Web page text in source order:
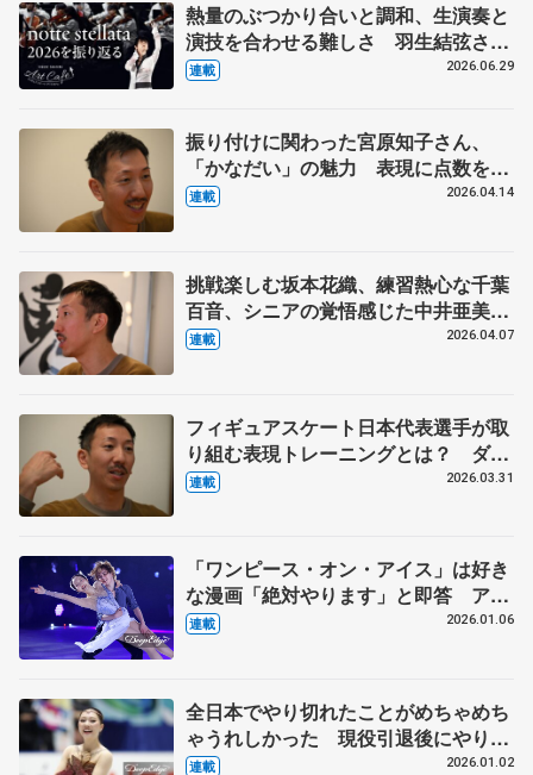
熱量のぶつかり合いと調和、生演奏と
演技を合わせる難しさ 羽生結弦さん
とコラボの東北ユースオーケストラの
連載 2026.06.29
振り付けに関わった宮原知子さん、
「かなだい」の魅力 表現に点数をつ
ける難しさとは? ダンサーで振付家
連載 2026.04.14
挑戦楽しむ坂本花織、練習熱心な千葉
百音、シニアの覚悟感じた中井亜美
ダンサー、振付家の小㞍健太さんが見
連載 2026.04.07
フィギュアスケート日本代表選手が取
り組む表現トレーニングとは？ ダン
サー、振付家の小㞍健太さんが伝えた
連載 2026.03.31
「ワンピース・オン・アイス」は好き
な漫画「絶対やります」と即答 アイ
スショーはお客さんがメイン、純粋に
連載 2026.01.06
全日本でやり切れたことがめちゃめち
ゃうれしかった 現役引退後にやりた
いことは…【第5回 新葉のことば】
連載 2026.01.02